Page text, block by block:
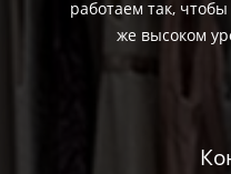
работаем так,
же высоком